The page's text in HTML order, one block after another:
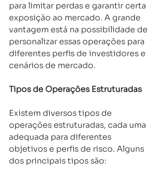
para limitar perdas e garantir certa
exposição ao mercado. A grande
vantagem está na possibilidade de
personalizar essas operações para
diferentes perfis de investidores e
cenários de mercado.
Tipos de Operações Estruturadas
Existem diversos tipos de
operações estruturadas, cada uma
adequada para diferentes
objetivos e perfis de risco. Alguns
dos principais tipos são: